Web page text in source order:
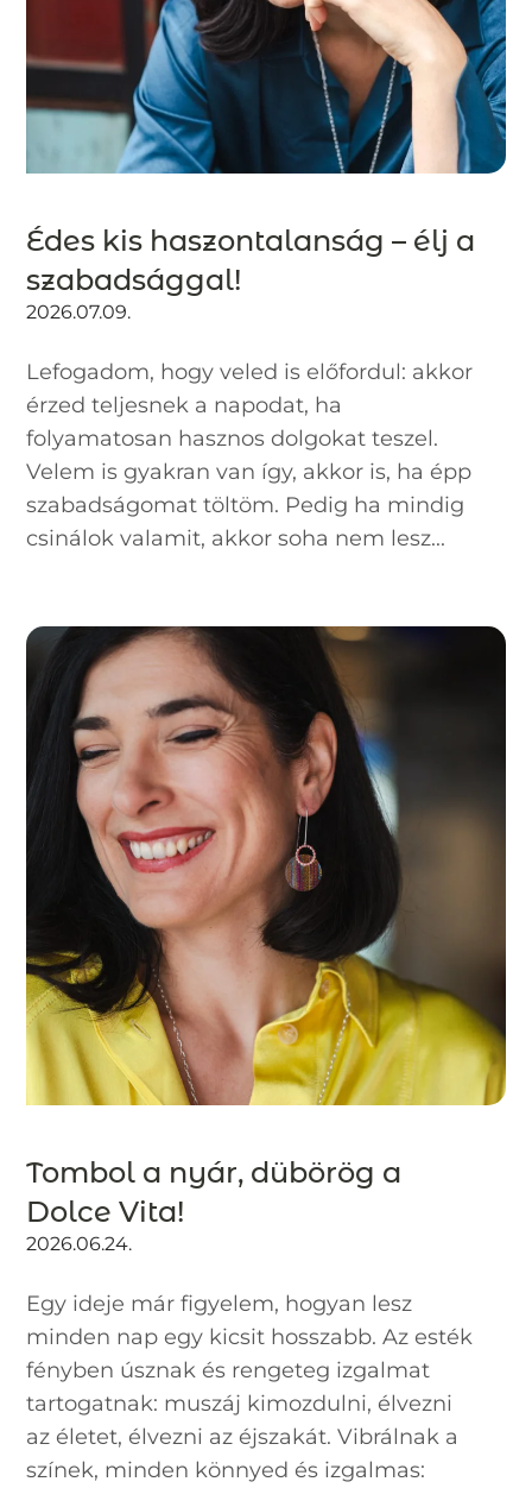
Édes kis haszontalanság – élj a
szabadsággal!
2026.07.09.
Lefogadom, hogy veled is előfordul: akkor
érzed teljesnek a napodat, ha
folyamatosan hasznos dolgokat teszel.
Velem is gyakran van így, akkor is, ha épp
szabadságomat töltöm. Pedig ha mindig
csinálok valamit, akkor soha nem lesz...
Tombol a nyár, dübörög a
Dolce Vita!
2026.06.24.
Egy ideje már figyelem, hogyan lesz
minden nap egy kicsit hosszabb. Az esték
fényben úsznak és rengeteg izgalmat
tartogatnak: muszáj kimozdulni, élvezni
az életet, élvezni az éjszakát. Vibrálnak a
színek, minden könnyed és izgalmas: